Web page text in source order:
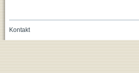
Kontakt